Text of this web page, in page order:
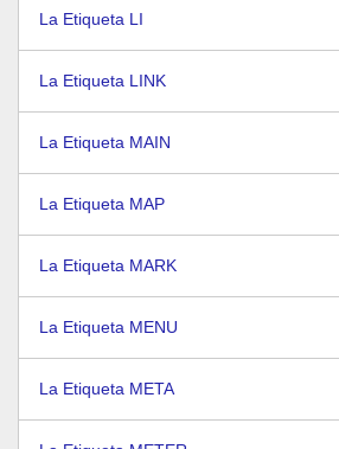
La Etiqueta LI
La Etiqueta LINK
La Etiqueta MAIN
La Etiqueta MAP
La Etiqueta MARK
La Etiqueta MENU
La Etiqueta META